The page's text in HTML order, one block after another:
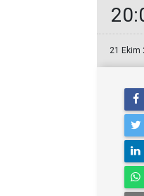
21 Ekim